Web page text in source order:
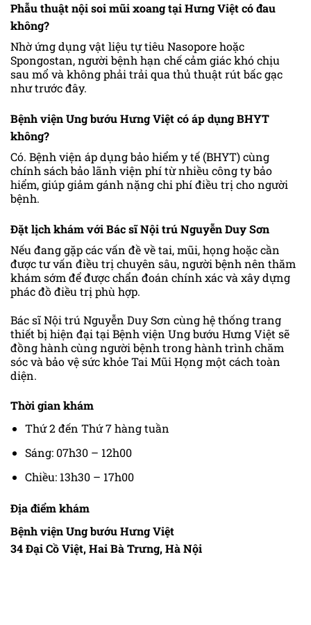
Phẫu thuật nội soi mũi xoang tại Hưng Việt có đau
không?
Nhờ ứng dụng vật liệu tự tiêu Nasopore hoặc
Spongostan, người bệnh hạn chế cảm giác khó chịu
sau mổ và không phải trải qua thủ thuật rút bấc gạc
như trước đây.
Bệnh viện Ung bướu Hưng Việt có áp dụng BHYT
không?
Có. Bệnh viện áp dụng bảo hiểm y tế (BHYT) cùng
chính sách bảo lãnh viện phí từ nhiều công ty bảo
hiểm, giúp giảm gánh nặng chi phí điều trị cho người
bệnh.
Đặt lịch khám với Bác sĩ Nội trú Nguyễn Duy Sơn
Nếu đang gặp các vấn đề về tai, mũi, họng hoặc cần
được tư vấn điều trị chuyên sâu, người bệnh nên thăm
khám sớm để được chẩn đoán chính xác và xây dựng
phác đồ điều trị phù hợp.
Bác sĩ Nội trú Nguyễn Duy Sơn cùng hệ thống trang
thiết bị hiện đại tại Bệnh viện Ung bướu Hưng Việt sẽ
đồng hành cùng người bệnh trong hành trình chăm
sóc và bảo vệ sức khỏe Tai Mũi Họng một cách toàn
diện.
Thời gian khám
Thứ 2 đến Thứ 7 hàng tuần
Sáng: 07h30 – 12h00
Chiều: 13h30 – 17h00
Địa điểm khám
Bệnh viện Ung bướu Hưng Việt
34 Đại Cồ Việt, Hai Bà Trưng, Hà Nội